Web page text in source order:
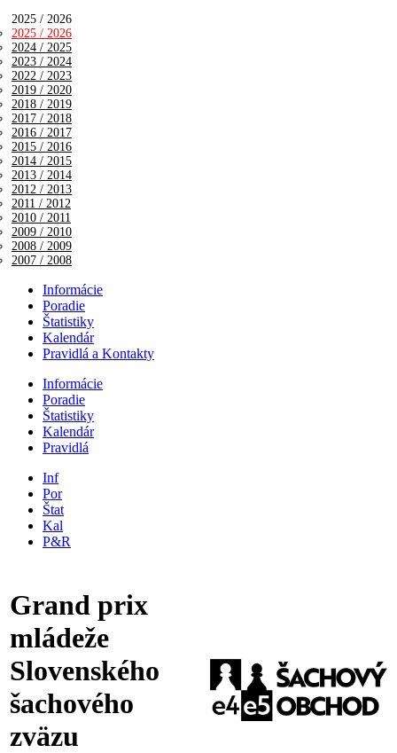
2025 / 2026
2025 / 2026
2024 / 2025
2023 / 2024
2022 / 2023
2019 / 2020
2018 / 2019
2017 / 2018
2016 / 2017
2015 / 2016
2014 / 2015
2013 / 2014
2012 / 2013
2011 / 2012
2010 / 2011
2009 / 2010
2008 / 2009
2007 / 2008
Informácie
Poradie
Štatistiky
Kalendár
Pravidlá a Kontakty
Informácie
Poradie
Štatistiky
Kalendár
Pravidlá
Inf
Por
Štat
Kal
P&R
Grand prix
mládeže
Slovenského
šachového
zväzu